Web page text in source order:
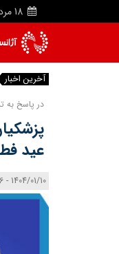
18
آخرین اخبار
در پاسخ به
عید
1404/01/10 - 10:26 - کد خبر: 133465